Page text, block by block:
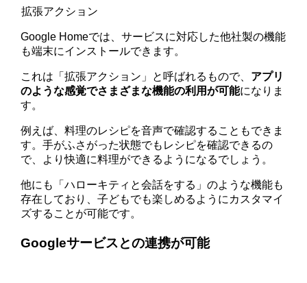
拡張アクション
Google Homeでは、サービスに対応した他社製の機能
も端末にインストールできます。
これは「拡張アクション」と呼ばれるもので、 アプリ
のような感覚でさまざまな機能の利用が可能になりま
す。
例えば、料理のレシピを音声で確認することもできま
す。手がふさがった状態でもレシピを確認できるの
で、より快適に料理ができるようになるでしょう。
他にも「ハローキティと会話をする」のような機能も
存在しており、子どもでも楽しめるようにカスタマイ
ズすることが可能です。
Googleサービスとの連携が可能